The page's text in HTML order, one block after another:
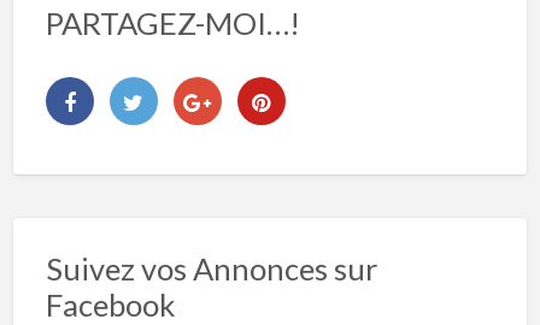
PARTAGEZ-MOI…!
Suivez vos Annonces sur
Facebook